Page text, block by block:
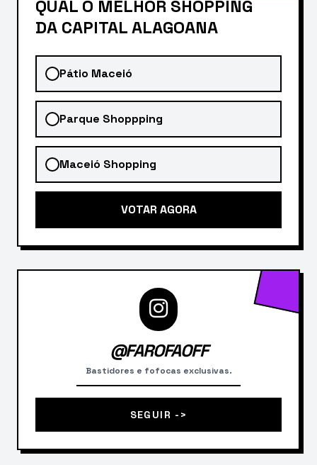
QUAL O MELHOR SHOPPING
DA CAPITAL ALAGOANA
Pátio Maceió
Parque Shoppping
Maceió Shopping
VOTAR AGORA
@FAROFAOFF
Bastidores e fofocas exclusivas.
SEGUIR ->